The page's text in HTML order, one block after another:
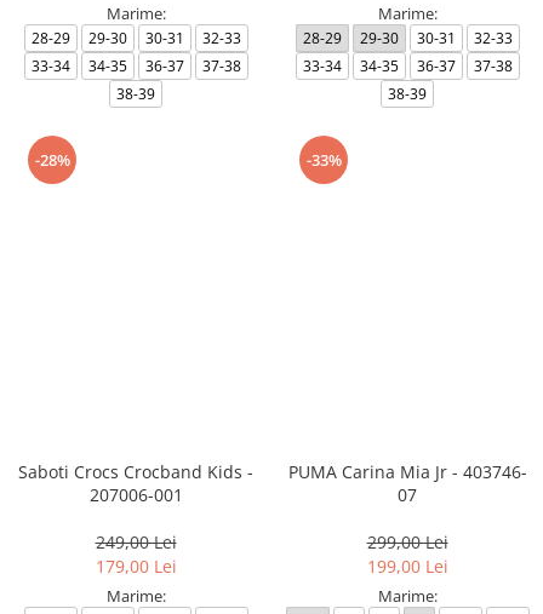
Marime:
28-29 29-30 30-31
32-33
33-34
34-35 36-37
37-38
38-39
Marime:
28-29 29-30 30-31
32-33
33-34
34-35 36-37
37-38
38-39
-28%
Saboti Crocs Crocband Kids -
207006-001
249,00 Lei
179,00 Lei
Marime:
-33%
PUMA Carina Mia Jr - 403746-
07
299,00 Lei
199,00 Lei
Marime: